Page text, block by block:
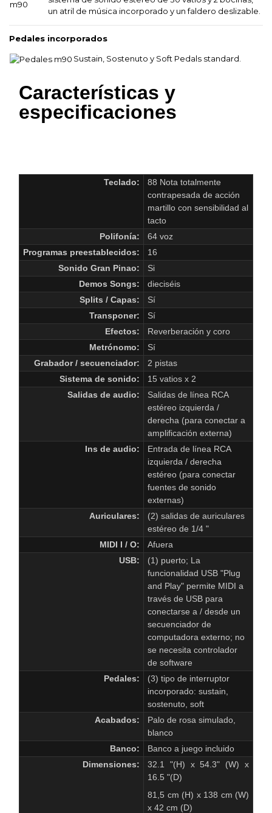
un atril de música incorporado y un faldero deslizable.
Pedales incorporados
Sustain, Sostenuto y Soft Pedals standard.
Características y
especificaciones
Teclado:
88 Nota totalmente
contrapesada de acción
martillo con sensibilidad al
tacto
Polifonía:
64 voz
Programas preestablecidos:
16
Sonido Gran Pinao:
Si
Demos Songs:
dieciséis
Splits / Capas:
Sí
Transponer:
Sí
Efectos:
Reverberación y coro
Metrónomo:
Sí
Grabador / secuenciador:
2 pistas
Sistema de sonido:
15 vatios x 2
Salidas de audio:
Salidas de línea RCA
estéreo izquierda /
derecha (para conectar a
amplificación externa)
Ins de audio:
Entrada de línea RCA
izquierda / derecha
estéreo (para conectar
fuentes de sonido
externas)
Auriculares:
(2) salidas de auriculares
estéreo de 1/4 "
MIDI I / O:
Afuera
USB:
(1) puerto; La
funcionalidad USB "Plug
and Play" permite MIDI a
través de USB para
conectarse a / desde un
secuenciador de
computadora externo; no
se necesita controlador
de software
Pedales:
(3) tipo de interruptor
incorporado: sustain,
sostenuto, soft
Acabados:
Palo de rosa simulado,
blanco
Banco:
Banco a juego incluido
Dimensiones:
32.1 "(H) x 54.3" (W) x
16.5 "(D)
81,5 cm (H) x 138 cm (W)
x 42 cm (D)